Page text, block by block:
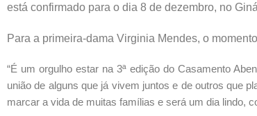
está confirmado para o dia 8 de dezembro, no
Para a primeira-dama Virginia Mendes, o
“É um orgulho estar na 3ª edição do Casamento
união de alguns que já vivem juntos e de outros que
marcar a vida de muitas famílias e será um dia lindo,